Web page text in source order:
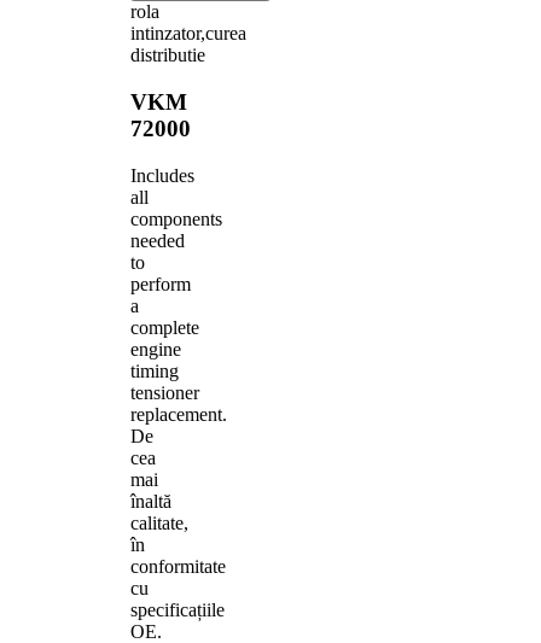
rola
intinzator,curea
distributie
VKM
72000
Includes
all
components
needed
to
perform
a
complete
engine
timing
tensioner
replacement.
De
cea
mai
înaltă
calitate,
în
conformitate
cu
specificațiile
OE.